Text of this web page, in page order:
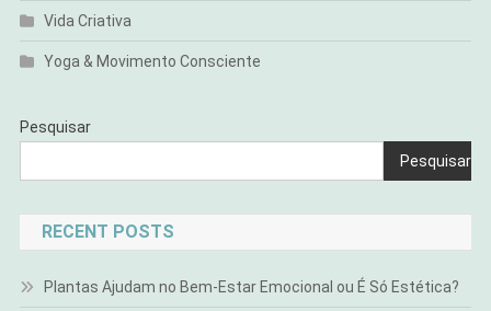
Vida Criativa
Yoga & Movimento Consciente
Pesquisar
Pesquisar
RECENT POSTS
Plantas Ajudam no Bem-Estar Emocional ou É Só Estética?